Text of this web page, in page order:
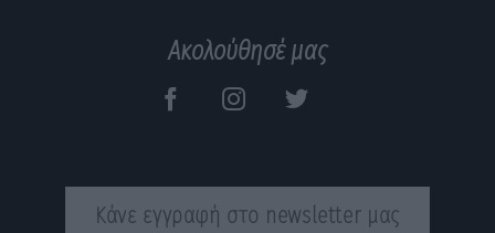
Ακολούθησέ μας
Κάνε εγγραφή στο newsletter μας